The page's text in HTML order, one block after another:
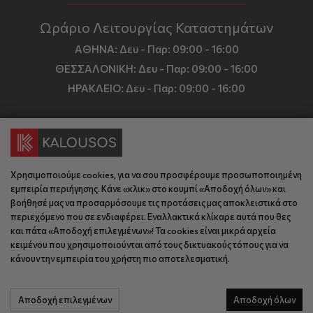
Ωράριο Λειτουργίας Καταστημάτων
ΑΘΗΝΑ: Δευ - Παρ: 09:00 - 16:00
ΘΕΣΣΑΛΟΝΙΚΗ: Δευ - Παρ: 09:00 - 16:00
ΗΡΑΚΛΕΙΟ: Δευ - Παρ: 09:00 - 16:00
Πληροφορίες
Όροι και Προϋποθέσεις
Τιμές, Τρόποι Αποστολής και Πληρωμής
Πολιτική Απορρήτου
Κώδικας Δεοντολογίας
Εταιρικό Προφίλ
KLoop - Loyalty Program
Επικοινωνία
Επικοινωνία
Διεύθυνση
Έδρα: Γράμμου 29, 18345 , Μοσχάτο Αττική
Θεσ/νίκη: Λυσάνδρου 8, 54642, Θεσσαλονίκη
Κρήτη: Θερίσου 52, 71305, Ηράκλειο
Βρείτε μας στον χάρτη
Έδρα: 210 775 2048
Χρησιμοποιούμε cookies, για να σου προσφέρουμε προσωποποιημένη
εμπειρία περιήγησης. Κάνε «κλικ» στο κουμπί «Αποδοχή όλων» και
βοήθησέ μας να προσαρμόσουμε τις προτάσεις μας αποκλειστικά στο
περιεχόμενο που σε ενδιαφέρει. Εναλλακτικά κλίκαρε αυτά που θες
και πάτα «Αποδοχή επιλεγμένων»! Τα cookies είναι μικρά αρχεία
κειμένου που χρησιμοποιούνται από τους δικτυακούς τόπους για να
κάνουν την εμπειρία του χρήστη πιο αποτελεσματική.
Αποδοχή επιλεγμένων Αποδοχή όλων